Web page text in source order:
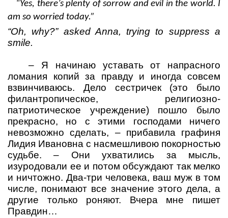
“Yes, there’s plenty of sorrow and evil in the world. I
am so worried today.”
“Oh, why?” asked Anna, trying to suppress a
smile.
–
Я начинаю уставать от напрасного
ломания копий за правду и иногда совсем
взвинчиваюсь. Дело сестричек (это было
филантропическое, религиозно-
патриотическое учреждение) пошло было
прекрасно, но с этими господами ничего
невозможно сделать,
– прибавила графиня
Лидия Ивановна с насмешливою покорностью
судьбе.
– Они ухватились за мысль,
изуродовали ее и потом обсуждают так мелко
и ничтожно. Два-три человека, ваш муж в том
числе, понимают все значение этого дела, а
другие только роняют. Вчера мне пишет
Правдин…